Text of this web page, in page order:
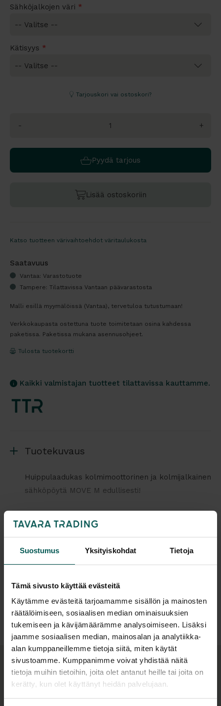
Suostumus Yksityiskohdat Tietoja
Tämä sivusto käyttää evästeitä
Käytämme evästeitä tarjoamamme sisällön ja mainosten
räätälöimiseen, sosiaalisen median ominaisuuksien
tukemiseen ja kävijämäärämme analysoimiseen. Lisäksi
jaamme sosiaalisen median, mainosalan ja analytiikka-
alan kumppaneillemme tietoja siitä, miten käytät
sivustoamme. Kumppanimme voivat yhdistää näitä
tietoja muihin tietoihin, joita olet antanut heille tai joita on
kerätty, kun olet käyttänyt heidän palvelujaan.
Sähköjalkojen väri *
Kätisyys *
Tarjouskori vai ostoskori?
- +
Pyydä tarjous
Lisää ostoskoriin
Katso tuotteen värivaihtoehdot väritaulukosta
Saatavuus
Vantaa: Varastotuote
Tampere: Tilattavissa Vantaan päävarastosta
Malli esillä myymälöissä (Vantaa), tervetuloa tutustumaan!
Verkkokaupasta ostettuna tuote toimitetaan osina kahdessa
paketissa. Paketissa mukana asennusohjeet.
Tulosta tuotekortti
Kaikki valmistajan tuotteet tilattavissa kauttamme.
Tuotekuvaus
Huippulaadukas kolmimoottorinen ja kolmijalkainen
sähköpöytä MOVE M edullisesti!
(RAL9005) sähköjalat, joissa kaikissa jaloissa omat
värinä valkoinen (M1 White) tai vaalea
kannen sävyyn, pöytälevyn paksuus 25 mm. Pöytä
koostuu kulmapöytälevystä + sivupalasta.
(Myös muita kansivaihtoehtoja on saatavilla, kysy
näistä lisää! Vaihtoehtoisesti voit ostaa pelkät
sähköjalat ja käyttää esim. omaa pöydän kanttasi.)
MOVE M saatavana nyt myös nelijalkaisena, kysy
tästä lisää!
Tiedostot
Tuotteen lisätuotteet